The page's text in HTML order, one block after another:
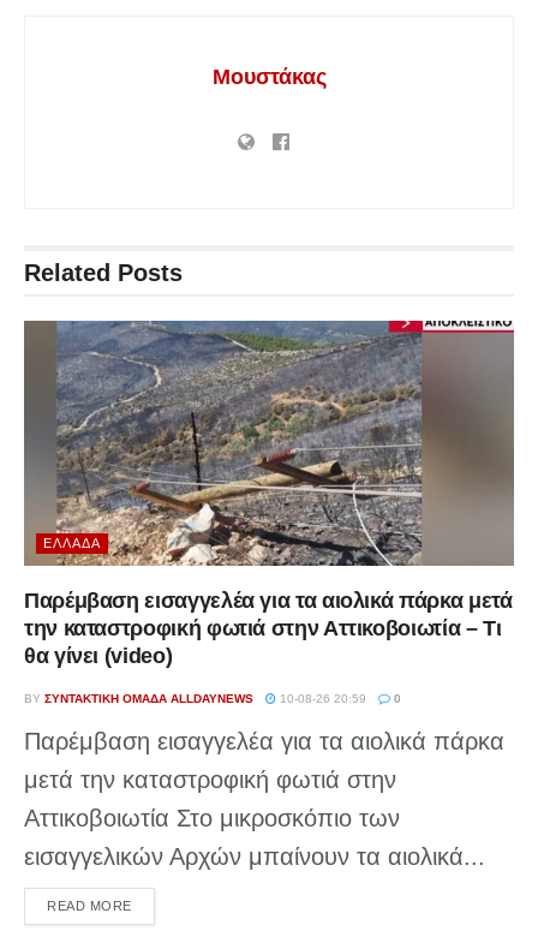
Μουστάκας
Related Posts
ΕΛΛΆΔΑ
Παρέμβαση εισαγγελέα για τα αιολικά πάρκα μετά
την καταστροφική φωτιά στην Αττικοβοιωτία – Τι
θα γίνει (video)
BY ΣΥΝΤΑΚΤΙΚΉ ΟΜΆΔΑ ALLDAYNEWS 10-08-26 20:59 0
Παρέμβαση εισαγγελέα για τα αιολικά πάρκα
μετά την καταστροφική φωτιά στην
Αττικοβοιωτία Στο μικροσκόπιο των
εισαγγελικών Αρχών μπαίνουν τα αιολικά...
READ MOREDETAILS